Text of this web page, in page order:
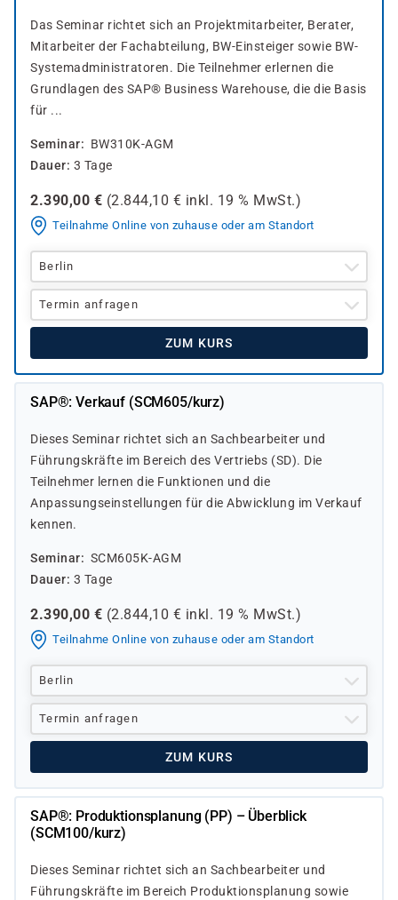
Das Seminar richtet sich an Projektmitarbeiter, Berater,
Mitarbeiter der Fachabteilung, BW-Einsteiger sowie BW-
Systemadministratoren. Die Teilnehmer erlernen die
Grundlagen des SAP® Business Warehouse, die die Basis
für ...
Seminar
BW310K-AGM
Dauer 3 Tage
2.390,00 € (2.844,10 € inkl. 19 % MwSt.)
Teilnahme Online von zuhause oder am Standort
Berlin
Termin anfragen
ZUM KURS
SAP®: Verkauf (SCM605/kurz)
Dieses Seminar richtet sich an Sachbearbeiter und
Führungskräfte im Bereich des Vertriebs (SD). Die
Teilnehmer lernen die Funktionen und die
Anpassungseinstellungen für die Abwicklung im Verkauf
kennen.
Seminar
SCM605K-AGM
Dauer 3 Tage
2.390,00 € (2.844,10 € inkl. 19 % MwSt.)
Teilnahme Online von zuhause oder am Standort
Berlin
Termin anfragen
ZUM KURS
SAP®: Produktionsplanung (PP) – Überblick
(SCM100/kurz)
Dieses Seminar richtet sich an Sachbearbeiter und
Führungskräfte im Bereich Produktionsplanung sowie